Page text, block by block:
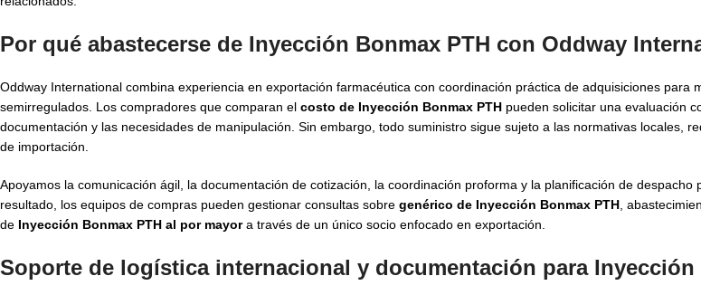
Por qué abastecerse de Inyección Bonmax PTH con Oddway
Oddway International combina experiencia en exportación farmacéutica con coordinación práctica de adquisiciones para
semirregulados. Los compradores que comparan el costo de Inyección Bonmax PTH pueden solicitar una evaluación
documentación y las necesidades de manipulación. Sin embargo, todo suministro sigue sujeto a las normativas locales,
de importación.
Apoyamos la comunicación ágil, la documentación de cotización, la coordinación proforma y la planificación de despacho
resultado, los equipos de compras pueden gestionar consultas sobre genérico de Inyección Bonmax PTH ,
de Inyección Bonmax PTH al por mayora través de un único socio enfocado en exportación.
Soporte de logística internacional y documentación para Inyección